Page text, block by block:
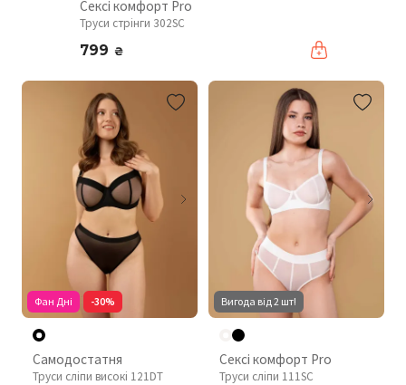
Сексі комфорт Pro
Труси стрінги 302SC
799 ₴
Фан Дні -30%
Самодостатня
Труси сліпи високі 121DT
Вигода від 2 шт!
Сексі комфорт Pro
Труси сліпи 111SC